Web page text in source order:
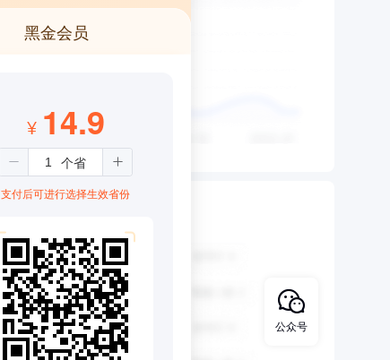
黑金会员
¥ 14.9
支付后可进行选择生效省份
公众号